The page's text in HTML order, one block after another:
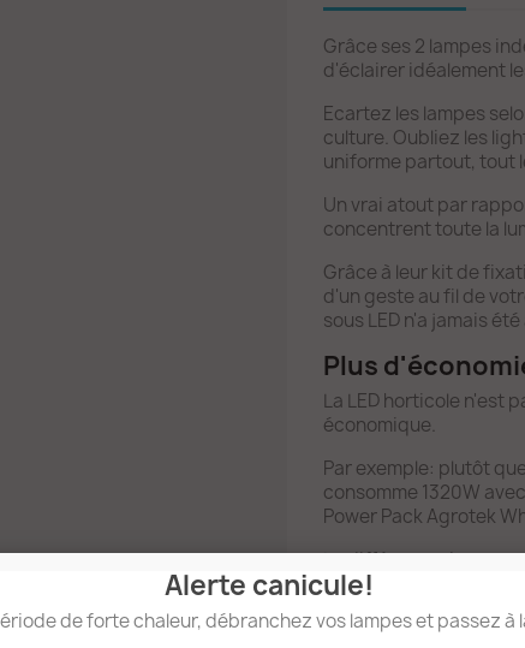
Grâce ses 2 lampes
d'éclairer idéalement
Ecartez les lampes
culture. Oubliez les
uniforme partout, tout
Un vrai atout par
concentrent toute la
Grâce à leur kit de
d'un geste au fil de
sous LED n'a jamais
Plus
La LED horticole n'est
économique.
Par exemple: plutôt
consomme 1320W
Power Pack Agrotek
La différence de
à 9 kWh par jour en
de croissance. Avec
représente une
Alerte canicule!
de forte chaleur, débranchez vos lampes et passez à